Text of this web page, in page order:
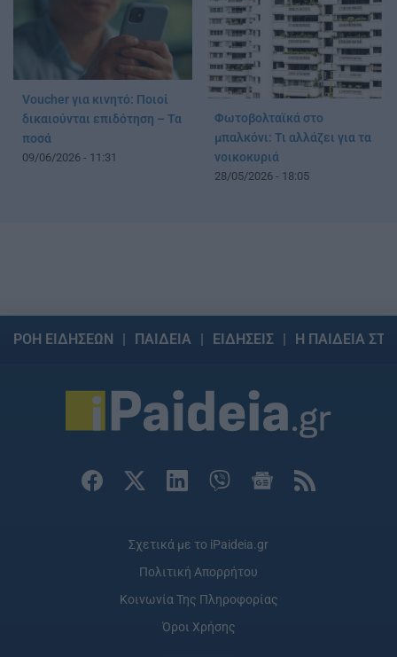
Voucher για κινητό: Ποιοί
δικαιούνται επιδότηση – Τα
ποσά
09/06/2026 - 11:31
Φωτοβολταϊκά στο
μπαλκόνι: Τι αλλάζει για τα
νοικοκυριά
28/05/2026 - 18:05
ΡΟΗ ΕΙΔΗΣΕΩΝ ΠΑΙΔΕΙΑ ΕΙΔΗΣΕΙΣ Η ΠΑΙΔΕΙΑ
Σχετικά με το iPaideia.gr
Πολιτική Απορρήτου
Κοινωνία Της Πληροφορίας
Όροι Χρήσης